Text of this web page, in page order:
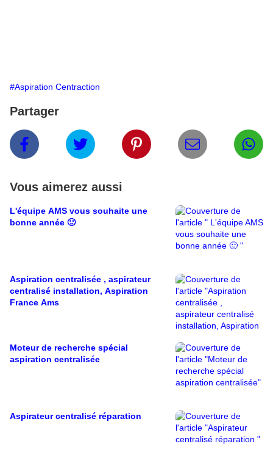
#Aspiration Centraction
Partager
Vous aimerez aussi
L'équipe AMS vous souhaite une
bonne année 🙂
Aspiration centralisée , aspirateur
centralisé installation, Aspiration
France Ams
Moteur de recherche spécial
aspiration centralisée
Aspirateur centralisé réparation